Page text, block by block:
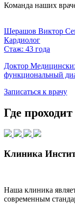
Команда наших
Шерашов Виктор
Кардиолог
Стаж: 43 года
Доктор
функциональный
Записаться к врачу
Где
Клиника
Наша клиника
современным